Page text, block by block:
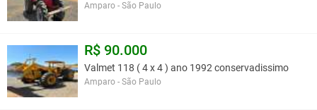
Amparo - São Paulo
R$ 90.000
Valmet 118 ( 4 x 4 ) ano 1992 conservadissimo
Amparo - São Paulo